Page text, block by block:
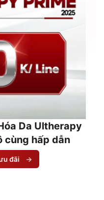
Da Ultherapy
cùng hấp dẫn
đãi →